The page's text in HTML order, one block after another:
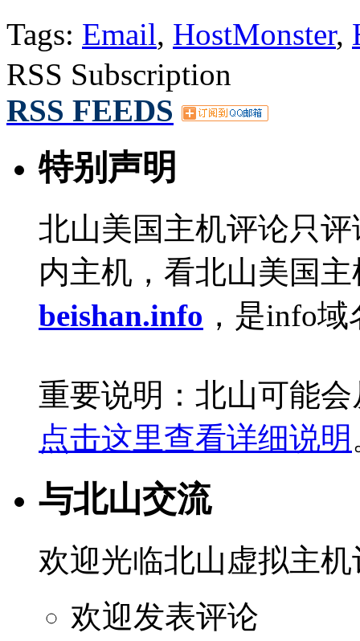
Tags: Email, HostMonster,
RSS Subscription
RSS FEEDS
特别声明
北山美国主机评论只
内主机，看北山美国
beishan.info ，是info
重要说明：北山可能
点击这里查看详细说明
与北山交流
欢迎光临北山虚拟主机
欢迎发表评论